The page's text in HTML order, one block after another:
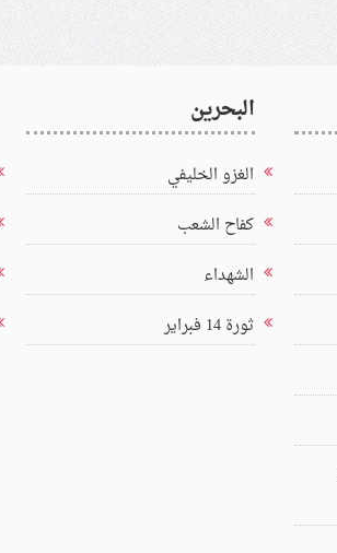
البحرين
الغزو الخليفي
كفاح الشعب
الشهداء
ثورة 14 فبراير